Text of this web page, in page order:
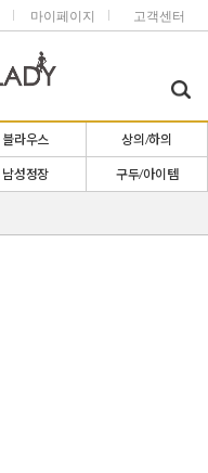
마이페이지 고객센터
블라우스 상의/하의
남성정장 구두/아이템